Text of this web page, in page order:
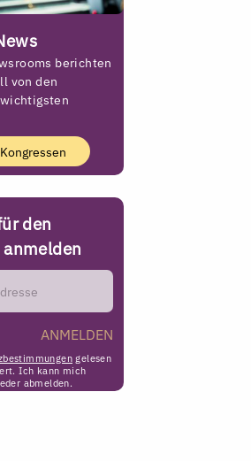
berichten
von den
den
ANMELDEN
gelesen
Ich kann mich
abmelden.